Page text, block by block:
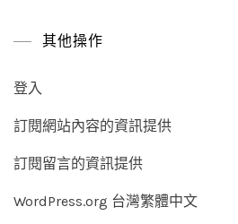
其他操作
登入
訂閱網站內容的資訊提供
訂閱留言的資訊提供
WordPress.org 台灣繁體中文